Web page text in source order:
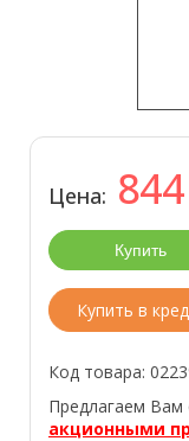
Цена: 844
Купить в
Код товара:
Предлагаем Вам
акционными